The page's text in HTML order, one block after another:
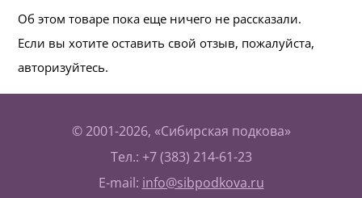
Об этом товаре пока еще ничего не рассказали.
Если вы хотите оставить свой отзыв, пожалуйста,
авторизуйтесь.
© 2001-2026, «Сибирская подкова»
Тел.: +7 (383) 214-61-23
E-mail: info@sibpodkova.ru